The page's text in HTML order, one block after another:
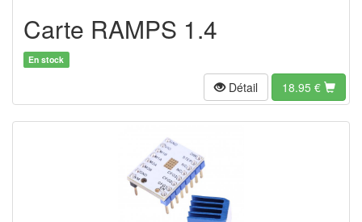
Carte RAMPS 1.4
En stock
Détail 18.95 €